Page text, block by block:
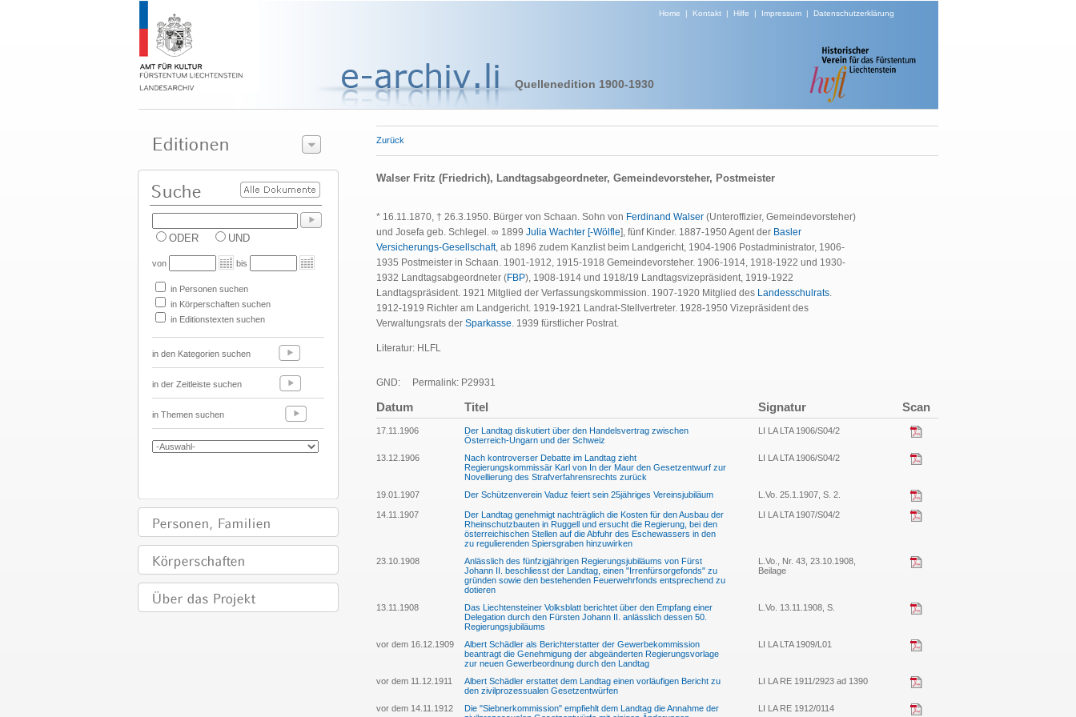
Home | Kontakt| Hilfe | Impressum| Datenschutzerklärung
Quellenedition 1900-1930
ODER UND
von bis
in Personen suchen
in Körperschaften suchen
in Editionstexten suchen
in den Kategorien suchen
in der Zeitleiste suchen
in Themen suchen
Zurück
Walser Fritz (Friedrich), Landtagsabgeordneter, Gemeindevorsteher, Postmeister
* 16.11.1870, † 26.3.1950. Bürger von Schaan. Sohn von Ferdinand Walser (Unteroffizier, Gemeindevorsteher)
und Josefa geb. Schlegel. ∞ 1899 Julia Wachter [-Wölfle], fünf Kinder. 1887-1950 Agent der Basler
Versicherungs-Gesellschaft, ab 1896 zudem Kanzlist beim Landgericht, 1904-1906 Postadministrator, 1906-
1935 Postmeister in Schaan. 1901-1912, 1915-1918 Gemeindevorsteher. 1906-1914, 1918-1922 und 1930-
1932 Landtagsabgeordneter (FBP), 1908-1914 und 1918/19 Landtagsvizepräsident, 1919-1922
Landtagspräsident. 1921 Mitglied der Verfassungskommission. 1907-1920 Mitglied des Landesschulrats.
1912-1919 Richter am Landgericht. 1919-1921 Landrat-Stellvertreter. 1928-1950 Vizepräsident des
Verwaltungsrats der Sparkasse. 1939 fürstlicher Postrat.
Literatur: HLFL
GND: Permalink: P29931
Datum Titel Signatur Scan
17.11.1906
Der Landtag diskutiert über den Handelsvertrag zwischen
Österreich-Ungarn und der Schweiz
LI LA LTA 1906/S04/2
13.12.1906
Nach kontroverser Debatte im Landtag zieht
Regierungskommissär Karl von In der Maur den Gesetzentwurf zur
Novellierung des Strafverfahrensrechts zurück
LI LA LTA 1906/S04/2
19.01.1907 Der Schützenverein Vaduz feiert sein 25jähriges Vereinsjubiläum L.Vo. 25.1.1907, S. 2.
14.11.1907
Der Landtag genehmigt nachträglich die Kosten für den Ausbau der
Rheinschutzbauten in Ruggell und ersucht die Regierung, bei den
österreichischen Stellen auf die Abfuhr des Eschewassers in den
zu regulierenden Spiersgraben hinzuwirken
LI LA LTA 1907/S04/2
23.10.1908
Anlässlich des fünfzigjährigen Regierungsjubiläums von Fürst
Johann II. beschliesst der Landtag, einen "Irrenfürsorgefonds" zu
gründen sowie den bestehenden Feuerwehrfonds entsprechend zu
dotieren
L.Vo., Nr. 43, 23.10.1908,
Beilage
13.11.1908
Das Liechtensteiner Volksblatt berichtet über den Empfang einer
Delegation durch den Fürsten Johann II. anlässlich dessen 50.
Regierungsjubiläums
L.Vo. 13.11.1908, S.
vor dem 16.12.1909
Albert Schädler als Berichterstatter der Gewerbekommission
beantragt die Genehmigung der abgeänderten Regierungsvorlage
zur neuen Gewerbeordnung durch den Landtag
LI LA LTA 1909/L01
vor dem 11.12.1911
Albert Schädler erstattet dem Landtag einen vorläufigen Bericht zu
den zivilprozessualen Gesetzentwürfen
LI LA RE 1911/2923 ad 1390
vor dem 14.11.1912
Die "Siebnerkommission" empfiehlt dem Landtag die Annahme der
LI LA RE 1912/0114